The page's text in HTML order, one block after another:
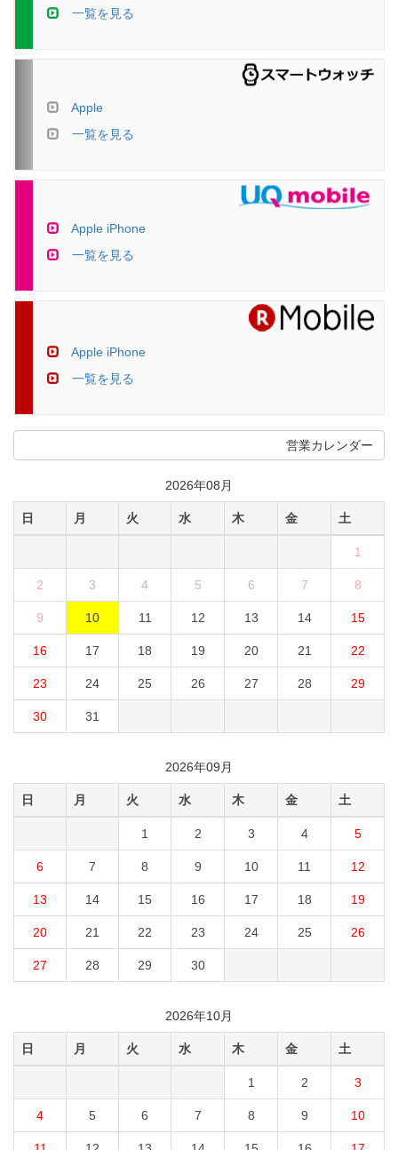
一覧を見る
Apple
一覧を見る
Apple iPhone
一覧を見る
Apple iPhone
一覧を見る
営業カレンダー
2026年08月
日 月 火 水 木 金 土
1
2 3 4 5 6 7 8
9 10 11 12 13 14 15
16 17 18 19 20 21 22
23 24 25 26 27 28 29
30 31
2026年09月
日 月 火 水 木 金 土
1 2 3 4 5
6 7 8 9 10 11 12
13 14 15 16 17 18 19
20 21 22 23 24 25 26
27 28 29 30
2026年10月
日 月 火 水 木 金 土
1 2 3
4 5 6 7 8 9 10